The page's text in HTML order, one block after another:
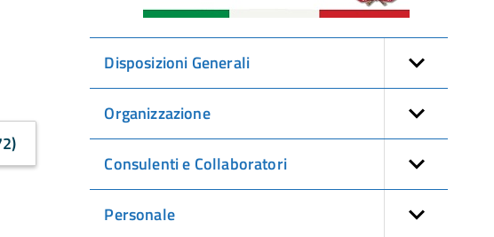
Disposizioni Generali
Organizzazione
Consulenti e Collaboratori
Personale